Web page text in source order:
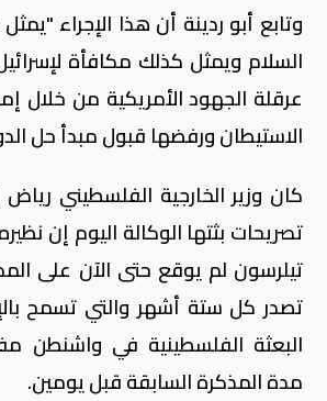
وتابع أبو ردينة أن هذا الإجراء
السلام ويمثل كذلك مكافأة
عرقلة الجهود الأمريكية من خلال
الاستيطان ورفضها قبول مبدأ حل
كان وزير الخارجية الفلسطيني
تصريحات بثتها الوكالة اليوم إن
تيلرسون لم يوقع حتى الآن على
تصدر كل ستة أشهر والتي تسمح
البعثة الفلسطينية في واشنطن
مدة المذكرة السابقة قبل يومين.